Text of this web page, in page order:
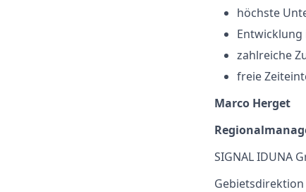
höchste
zahlreiche
freie
Marco Herget
SIGNAL IDUNA
Gebietsdirektion